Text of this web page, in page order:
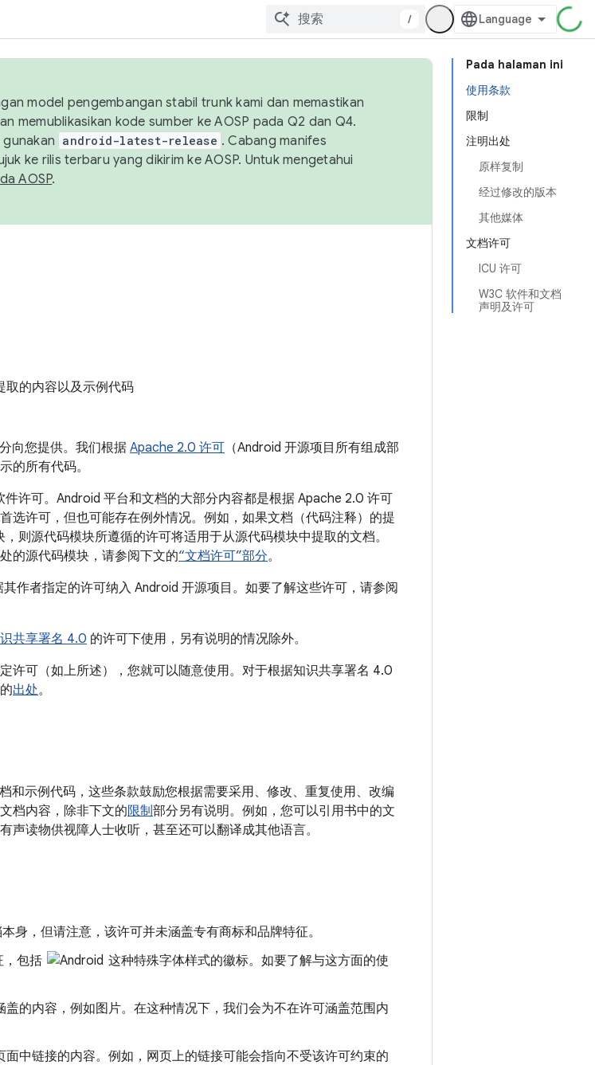
/
Pada halaman ini
使用条款
限制
注明出处
原样复制
经过修改的版本
其他媒体
文档许可
ICU 许可
W3C 软件和文档
声明及许可
model pengembangan stabil trunk kami dan memastikan
memublikasikan kode sumber ke AOSP pada Q2 dan Q4.
android-latest-release . Cabang manifes
ke rilis terbaru yang dikirim ke AOSP. Untuk mengetahui
AOSP.
取的内容以及示例代码
向您提供。我们根据Apache 2.0 许可 （Android 开源项目所有组成部
的所有代码。
许可。Android 平台和文档的大部分内容都是根据 Apache 2.0 许可
选许可，但也可能存在例外情况。例如，如果文档（代码注释）的提
则源代码模块所遵循的许可将适用于从源代码模块中提取的文档。
的源代码模块，请参阅下文的“文档许可”部分。
作者指定的许可纳入 Android 开源项目。如要了解这些许可，请参阅
共享署名 4.0 的许可下使用，另有说明的情况除外。
许可（如上所述），您就可以随意使用。对于根据知识共享署名 4.0
出处。
和示例代码，这些条款鼓励您根据需要采用、修改、重复使用、改编
档内容，除非下文的限制部分另有说明。例如，您可以引用书中的文
读物供视障人士收听，甚至还可以翻译成其他语言。
身，但请注意，该许可并未涵盖专有商标和品牌特征。
，包括
这种特殊字体样式的徽标。如要了解与这方面的使
的内容，例如图片。在这种情况下，我们会为不在许可涵盖范围内
中链接的内容。例如，网页上的链接可能会指向不受该许可约束的